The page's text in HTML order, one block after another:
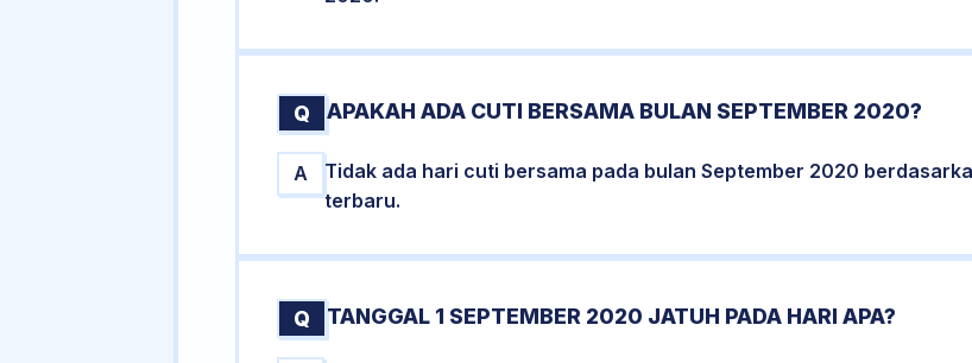
Q APAKAH ADA CUTI BERSAMA BULAN SEPTEMBER 2020?
A
Tidak ada hari cuti bersama pada bulan September 2020
terbaru.
Q TANGGAL 1 SEPTEMBER 2020 JATUH PADA HARI APA?